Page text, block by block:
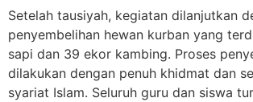
Setelah tausiyah, kegiatan dilanjutkan
penyembelihan hewan kurban yang
sapi dan 39 ekor kambing. Proses
dilakukan dengan penuh khidmat dan
syariat Islam. Seluruh guru dan siswa